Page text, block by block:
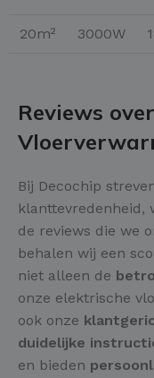
20m² 3000W
Reviews
Bij Decochip
de reviews die we
behalen wij een
niet alleen de
onze elektrische
ook onze
duidelijke
en bieden